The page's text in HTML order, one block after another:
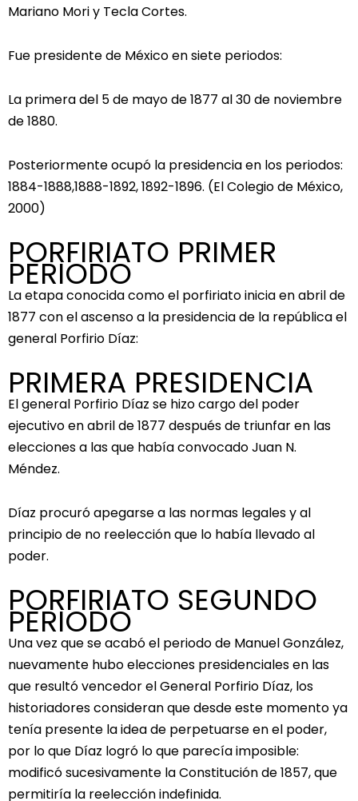
Mariano Mori y Tecla Cortes.
Fue presidente de México en siete periodos:
La primera del 5 de mayo de 1877 al 30 de noviembre
de 1880.
Posteriormente ocupó la presidencia en los periodos:
1884-1888,1888-1892, 1892-1896. (El Colegio de México,
2000)
PORFIRIATO PRIMER
PERIODO
La etapa conocida como el porfiriato inicia en abril de
1877 con el ascenso a la presidencia de la república el
general Porfirio Díaz:
PRIMERA PRESIDENCIA
El general Porfirio Díaz se hizo cargo del poder
ejecutivo en abril de 1877 después de triunfar en las
elecciones a las que había convocado Juan N.
Méndez.
Díaz procuró apegarse a las normas legales y al
principio de no reelección que lo había llevado al
poder.
PORFIRIATO SEGUNDO
PERIODO
Una vez que se acabó el periodo de Manuel González,
nuevamente hubo elecciones presidenciales en las
que resultó vencedor el General Porfirio Díaz, los
historiadores consideran que desde este momento ya
tenía presente la idea de perpetuarse en el poder,
por lo que Díaz logró lo que parecía imposible:
modificó sucesivamente la Constitución de 1857, que
permitiría la reelección indefinida.